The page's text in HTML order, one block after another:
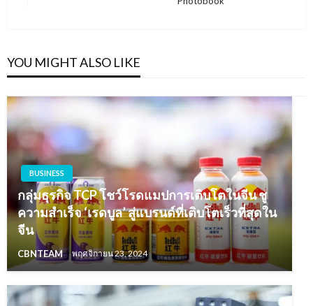
YOU MIGHT ALSO LIKE
BUSINESS
กลุ่มธุรกิจ TCP โชว์โรดแมปการเติบโตในจีน ชู
ความสำเร็จ ‘เรดบูล’ สู่แบรนด์ที่เติบโตเร็วที่สุดใน
จีน
CBNTEAM พฤศจิกายน 23, 2024